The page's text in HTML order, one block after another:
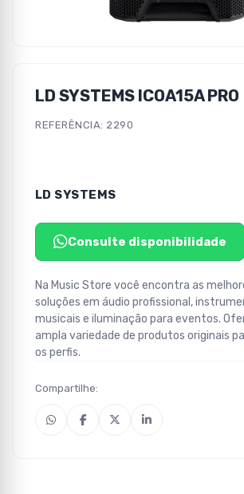
LD SYSTEMS ICOA15A PRO
REFERÊNCIA: 2290
LD SYSTEMS
Consulte disponibilidade
Na Music Store você encontra as
soluções em áudio profissional,
musicais e iluminação para eventos.
ampla variedade de produtos originais
os perfis.
Compartilhe: